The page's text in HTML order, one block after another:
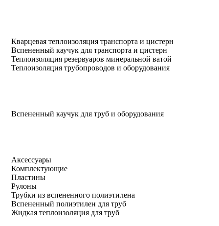
Кварцевая теплоизоляция транспорта и цистерн
Вспененный каучук для транспорта и цистерн
Теплоизоляция резервуаров минеральной ватой
Теплоизоляция трубопроводов и оборудования
Вспененный каучук для труб и оборудования
Аксессуары
Комплектующие
Пластины
Рулоны
Трубки из вспененного полиэтилена
Вспененный полиэтилен для труб
Жидкая теплоизоляция для труб